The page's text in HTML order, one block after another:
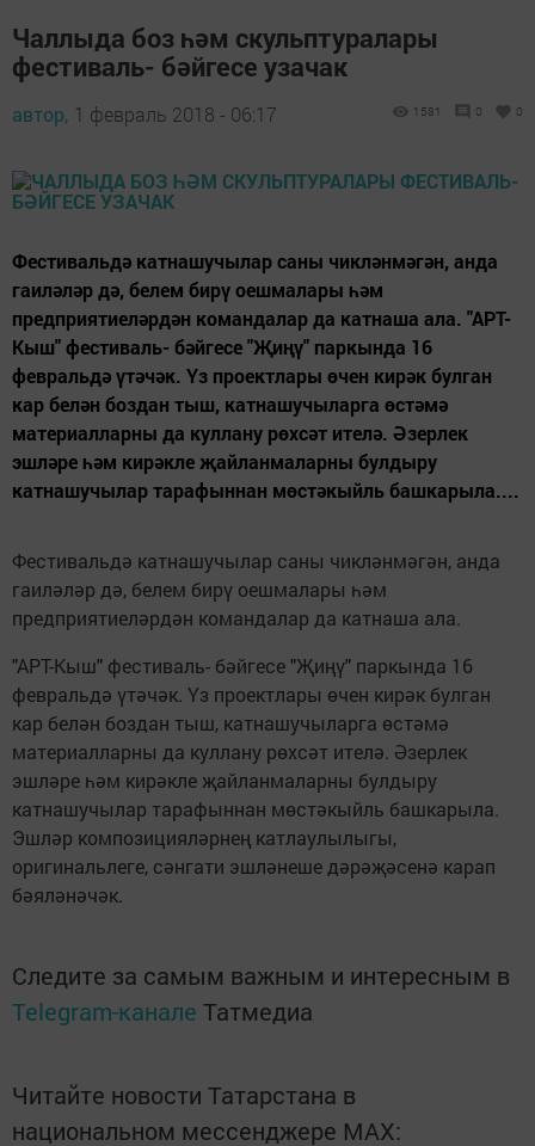
Чаллыда боз һәм скульптуралары
фестиваль- бәйгесе узачак
автор, 1 февраль 2018 - 06:17 1581 0 0
Фестивальдә катнашучылар саны чикләнмәгән, анда
гаиләләр дә, белем бирү оешмалары һәм
предприятиеләрдән командалар да катнаша ала. "АРТ-
Кыш" фестиваль- бәйгесе "Җиңү" паркында 16
февральдә үтәчәк. Үз проектлары өчен кирәк булган
кар белән боздан тыш, катнашучыларга өстәмә
материалларны да куллану рөхсәт ителә. Әзерлек
эшләре һәм кирәкле җайланмаларны булдыру
катнашучылар тарафыннан мөстәкыйль башкарыла....
Фестивальдә катнашучылар саны чикләнмәгән, анда
гаиләләр дә, белем бирү оешмалары һәм
предприятиеләрдән командалар да катнаша ала.
"АРТ-Кыш" фестиваль- бәйгесе "Җиңү" паркында 16
февральдә үтәчәк. Үз проектлары өчен кирәк булган
кар белән боздан тыш, катнашучыларга өстәмә
материалларны да куллану рөхсәт ителә. Әзерлек
эшләре һәм кирәкле җайланмаларны булдыру
катнашучылар тарафыннан мөстәкыйль башкарыла.
Эшләр композицияләрнең катлаулылыгы,
оригинальлеге, сәнгати эшләнеше дәрәҗәсенә карап
бәяләнәчәк.
Следите за самым важным и интересным в
Telegram-канале Татмедиа
Читайте новости Татарстана в
национальном мессенджере MАХ: